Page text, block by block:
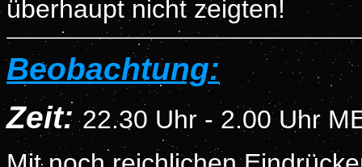
überhaupt nicht zeigten!
Beobachtung:
Zeit: 22.30 Uhr - 2.00 Uhr